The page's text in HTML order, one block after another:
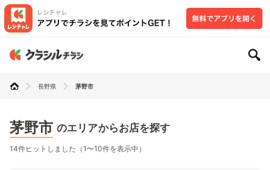
長野県 茅野市
茅野市 のエリアからお店を探す
14件ヒットしました（1〜10件を表示中）